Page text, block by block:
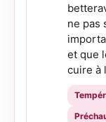
ne pas
et que
cuire à